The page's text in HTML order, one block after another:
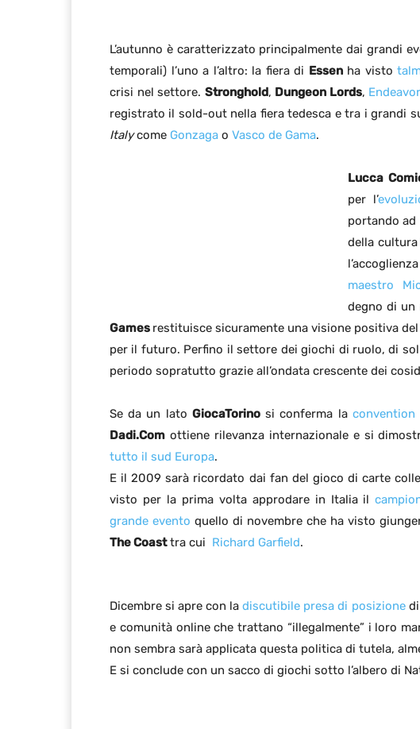
L’autunno è caratterizzato principalmente dai grandi
temporali) l’uno a l’altro: la fiera di Essenha visto
crisi nel settore. Stronghold, Dungeon Lords, Endeavor
registrato il sold-out nella fiera tedesca e tra i grandi
Italycome Gonzaga o Vasco de Gama.
Lucca
per l’
portando ad
della
maestro
degno di un
Games restituisce sicuramente una visione positiva
per il futuro. Perfino il settore dei giochi di ruolo, di
periodo sopratutto grazie all’ondata crescente dei
Se da un lato GiocaTorinosi conferma la convention
Dadi.Com ottiene rilevanza internazionale e si
tutto il sud Europa.
E il 2009 sarà ricordato dai fan del gioco di carte
visto per la prima volta approdare in Italia il
grande evento quello di novembre che ha visto
The Coasttra cui Richard Garfield.
Dicembre si apre con ladiscutibile presa di posizionedi
e comunità online che trattano “illegalmente” i loro
non sembra sarà applicata questa politica di tutela,
E si conclude con un sacco di giochi sotto l’albero di